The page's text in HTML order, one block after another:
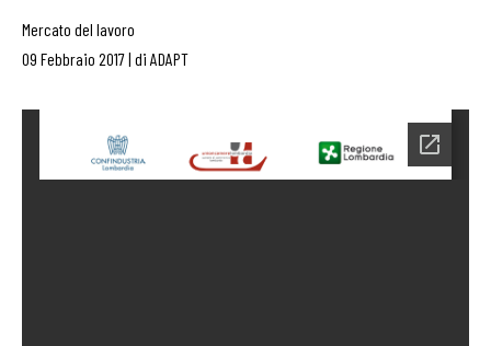
Mercato del lavoro
09 Febbraio 2017| di ADAPT